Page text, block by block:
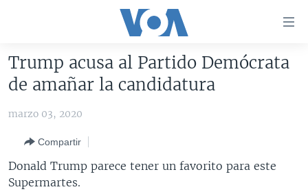
accesibilidad
Salte
Salte
navegador
principal
AMÉRICA DEL NORTE
MÉXICO
HAITÍ
ELECCIONES EEUU
VOTO DIVIDIDO
VOA VERIFICA
VOA VERIFICA UCRANIA/RUSIA
VOA VERIFICA INMIGRACIÓN
AMÉRICA LATINA
ARGENTINA
CHINA EN AMÉRICA LATINA
Trump acusa al Partido Demócrata
de amañar la candidatura
marzo 03, 2020
Compartir
Donald Trump parece tener un favorito para este
Supermartes.